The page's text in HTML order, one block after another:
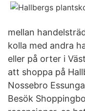
mellan
kolla med andra
eller på orter i
att shoppa på
Nossebro
Besök